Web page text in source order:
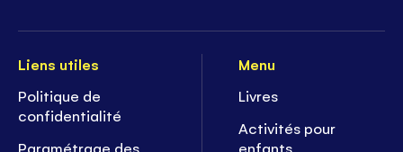
Liens utiles
Politique de
confidentialité
Paramétrage des
Menu
Livres
Activités pour
enfants